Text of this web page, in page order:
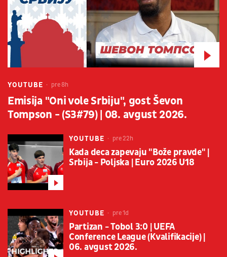
YOUTUBE pre 8h
Emisija "Oni vole Srbiju", gost Ševon
Tompson - (S3#79) | 08. avgust 2026.
YOUTUBE pre 22h
Kada deca zapevaju "Bože pravde" |
Srbija - Poljska | Euro 2026 U18
YOUTUBE pre 1d
Partizan - Tobol 3:0 | UEFA
Conference League (Kvalifikacije) |
06. avgust 2026.